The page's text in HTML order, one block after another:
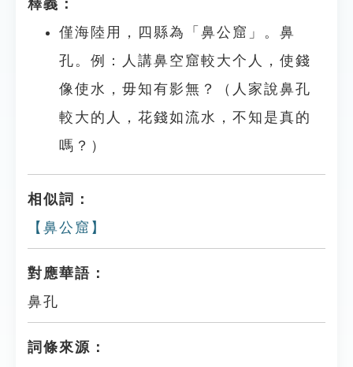
釋義：
僅海陸用，四縣為「鼻公窟」。鼻
孔。例：人講鼻空窟較大个人，使錢
像使水，毋知有影無？（人家說鼻孔
較大的人，花錢如流水，不知是真的
嗎？）
相似詞：
【鼻公窟】
對應華語：
鼻孔
詞條來源：